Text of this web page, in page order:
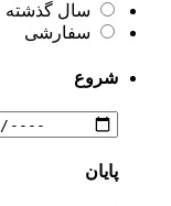
سال گذشته
سفارشی
شروع
پایان